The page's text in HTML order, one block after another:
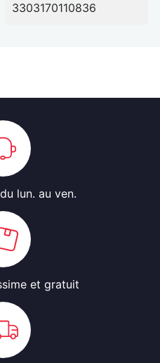
3303170110836
du lun. au ven.
et gratuit